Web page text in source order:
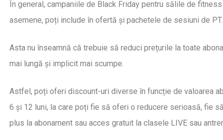
În general, campaniile de Black Friday pentru sălile de
asemene, poți include în ofertă și pachetele de sesiuni de PT.
Asta nu înseamnă că trebuie să reduci prețurile la toate
mai lungă și implicit mai scumpe.
Astfel, poți oferi discount-uri diverse în funcție de valoarea
6 și 12 luni, la care poți fie să oferi o reducere serioasă, fie
plus la abonament sau acces gratuit la clasele LIVE sau